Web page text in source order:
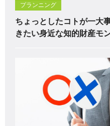
プランニング
ちょっとしたコトが一大
きたい身近な知的財産モ